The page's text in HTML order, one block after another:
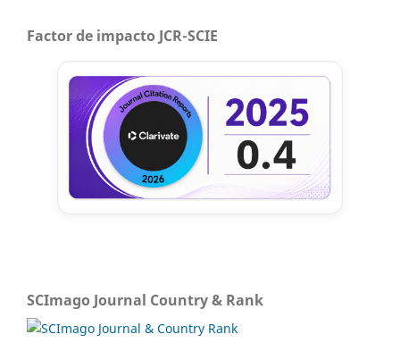
Factor de impacto JCR-SCIE
SCImago Journal Country & Rank